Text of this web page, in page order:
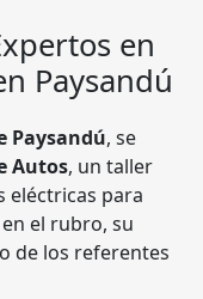
en
Paysandú
Paysandú, se
Autos, un taller
eléctricas para
el rubro, su
de los referentes